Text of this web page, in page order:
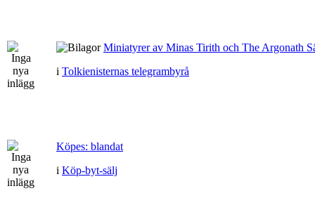
Miniatyrer av Minas Tirith och The Argonath
i Tolkienisternas telegrambyrå
Köpes: blandat
i Köp-byt-sälj